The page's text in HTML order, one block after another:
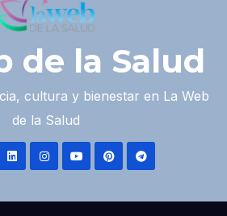
de la Salud
cultura y bienestar en La Web
de la Salud